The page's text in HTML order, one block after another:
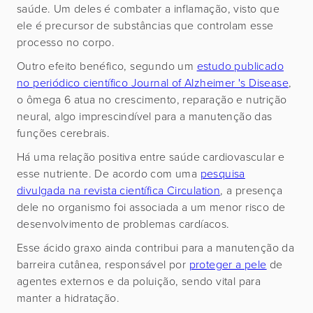
saúde. Um deles é combater a inflamação, visto que
ele é precursor de substâncias que controlam esse
processo no corpo.
Outro efeito benéfico, segundo um estudo publicado
no periódico científico Journal of Alzheimer 's Disease,
o ômega 6 atua no crescimento, reparação e nutrição
neural, algo imprescindível para a manutenção das
funções cerebrais.
Há uma relação positiva entre saúde cardiovascular e
esse nutriente. De acordo com uma pesquisa
divulgada na revista científica Circulation, a presença
dele no organismo foi associada a um menor risco de
desenvolvimento de problemas cardíacos.
Esse ácido graxo ainda contribui para a manutenção da
barreira cutânea, responsável por proteger a pele de
agentes externos e da poluição, sendo vital para
manter a hidratação.